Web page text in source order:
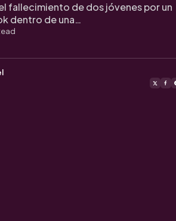
fallecimiento de dos jóvenes por un
dentro de una…